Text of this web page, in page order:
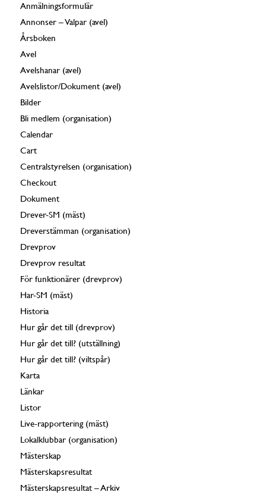
Anmälningsformulär
Annonser – Valpar (avel)
Årsboken
Avel
Avelshanar (avel)
Avelslistor/Dokument (avel)
Bilder
Bli medlem (organisation)
Calendar
Cart
Centralstyrelsen (organisation)
Checkout
Dokument
Drever-SM (mäst)
Dreverstämman (organisation)
Drevprov
Drevprov resultat
För funktionärer (drevprov)
Har-SM (mäst)
Historia
Hur går det till (drevprov)
Hur går det till? (utställning)
Hur går det till? (viltspår)
Karta
Länkar
Listor
Live-rapportering (mäst)
Lokalklubbar (organisation)
Mästerskap
Mästerskapsresultat
Mästerskapsresultat – Arkiv